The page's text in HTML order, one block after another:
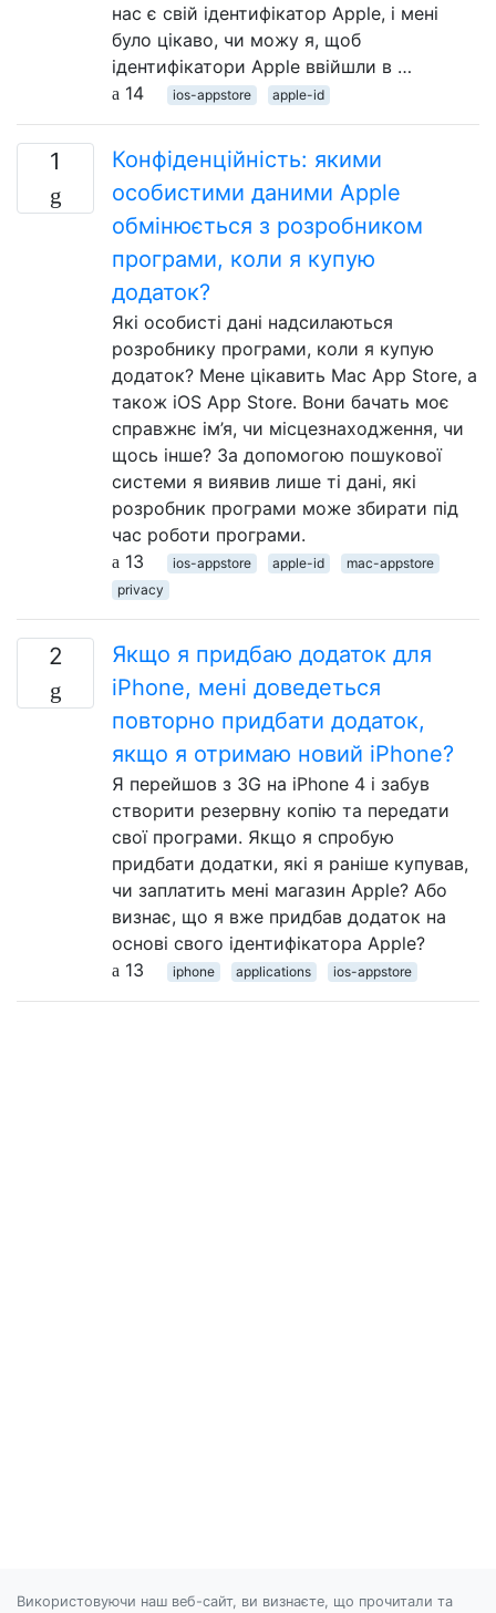
нас є свій ідентифікатор Apple, і мені
було цікаво, чи можу я, щоб
ідентифікатори Apple ввійшли в …
14
ios-appstore apple-id
1
Конфіденційність: якими
особистими даними Apple
обмінюється з розробником
програми, коли я купую
додаток?
Які особисті дані надсилаються
розробнику програми, коли я купую
додаток? Мене цікавить Mac App Store, а
також iOS App Store. Вони бачать моє
справжнє ім’я, чи місцезнаходження, чи
щось інше? За допомогою пошукової
системи я виявив лише ті дані, які
розробник програми може збирати під
час роботи програми.
13
ios-appstore apple-id
mac-appstore
privacy
2
Якщо я придбаю додаток для
iPhone, мені доведеться
повторно придбати додаток,
якщо я отримаю новий iPhone?
Я перейшов з 3G на iPhone 4 і забув
створити резервну копію та передати
свої програми. Якщо я спробую
придбати додатки, які я раніше купував,
чи заплатить мені магазин Apple? Або
визнає, що я вже придбав додаток на
основі свого ідентифікатора Apple?
13
iphone applications ios-appstore
Використовуючи наш веб-сайт, ви визнаєте, що прочитали та